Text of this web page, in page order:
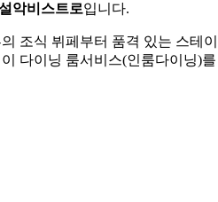
악비스트로입니다.
조식 뷔페부터 품격 있는 스테
다이닝 룸서비스(인룸다이닝)